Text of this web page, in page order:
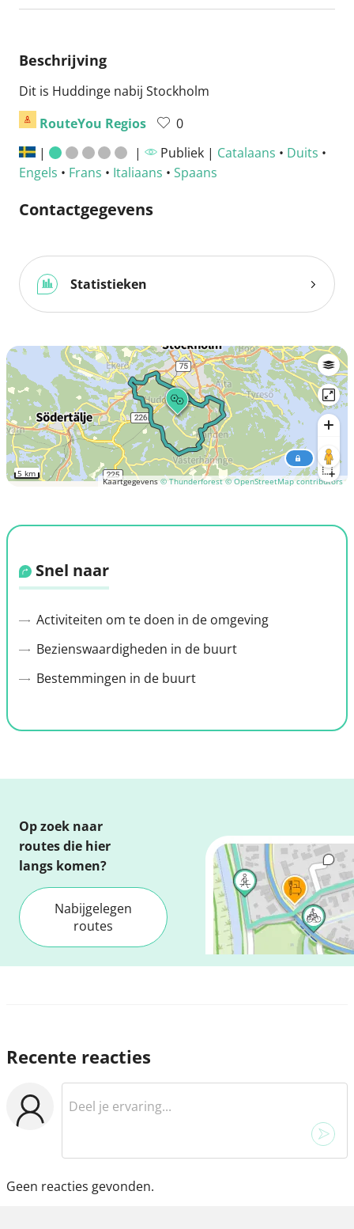
Beschrijving
Dit is Huddinge nabij Stockholm
RouteYou Regios
0
|
| Publiek | Catalaans • Duits •
Engels • Frans • Italiaans • Spaans
Contactgegevens
Statistieken
Kaartgegevens © Thunderforest © OpenStreetMap contributors
5 km
Snel naar
Activiteiten om te doen in de omgeving
Bezienswaardigheden in de buurt
Bestemmingen in de buurt
Op zoek naar
routes die hier
langs komen?
Nabijgelegen
routes
Recente reacties
Geen reacties gevonden.